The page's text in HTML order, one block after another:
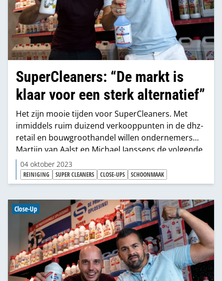
SuperCleaners: “De markt is
klaar voor een sterk alternatief”
Het zijn mooie tijden voor SuperCleaners. Met
inmiddels ruim duizend verkooppunten in de dhz-
retail en bouwgroothandel willen ondernemers
Martijn van Aalst en Michael Janssens de volgende
grote stap zetten. “De markt is klaar voor een
sterk alternatief naast het dominante A-merk
onderhouds- en reinigingsproducten. Niet alleen
de consument, maar zeker ook de dhz-ketens in
Nederland en België.”
04 oktober 2023
REINIGING SUPER CLEANERS CLOSE-UPS SCHOONMAAK
Close-Up